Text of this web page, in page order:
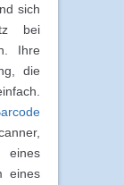
sich
bei
Ihre
die
eines